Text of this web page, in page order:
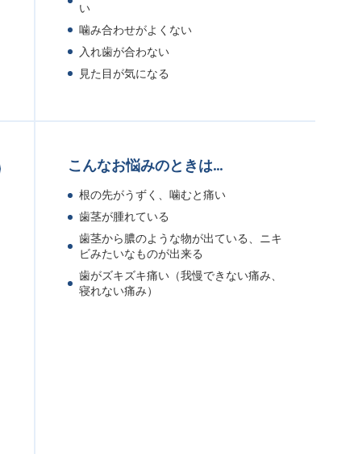
い
噛み合わせがよくない
入れ歯が合わない
見た目が気になる
こんなお悩みのときは…
根の先がうずく、噛むと痛い
歯茎が腫れている
歯茎から膿のような物が出ている、ニキ
ビみたいなものが出来る
歯がズキズキ痛い（我慢できない痛み、
寝れない痛み）